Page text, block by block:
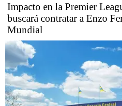
Impacto en la Premier
buscará contratar a Enzo
Mundial